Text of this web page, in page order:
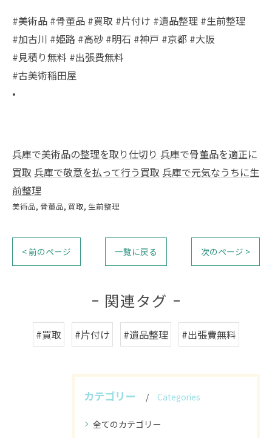
#美術品 #骨董品 #買取 #片付け #遺品整理 #生前整理
#加古川 #姫路 #高砂 #明石 #神戸 #京都 #大阪
#見積り無料 #出張費無料
#古美術稲田屋
•
兵庫で美術品の整理を取り仕切り 兵庫で骨董品を適正に
買取 兵庫で敬意を払って行う買取 兵庫で元気なうちに生
前整理
美術品 骨董品 買取 生前整理
< 前のページ 一覧に戻る 次のページ >
関連タグ
#買取 #片付け #遺品整理 #出張費無料
カテゴリー Categories
全てのカテゴリー